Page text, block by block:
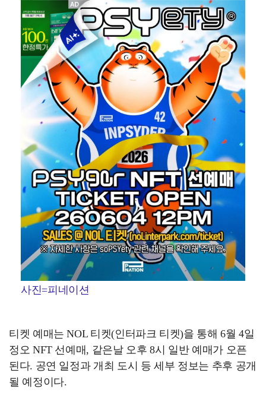
사진=피네이션
티켓 예매는 NOL 티켓(인터파크 티켓)을 통해 6월 4일
정오 NFT 선예매, 같은날 오후 8시 일반 예매가 오픈
된다. 공연 일정과 개최 도시 등 세부 정보는 추후 공개
될 예정이다.